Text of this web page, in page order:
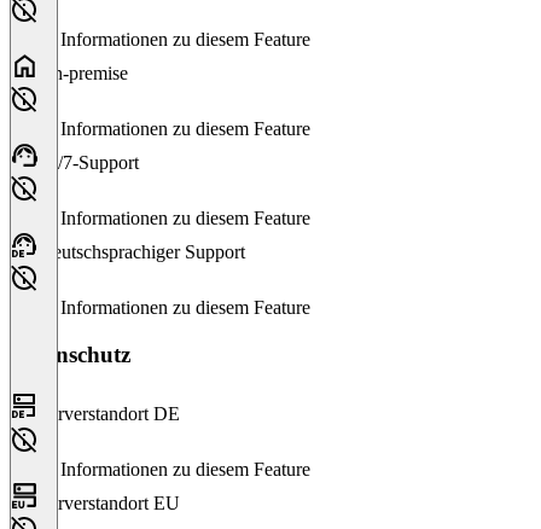
Keine Informationen zu diesem Feature
On-premise
Keine Informationen zu diesem Feature
24/7-Support
Keine Informationen zu diesem Feature
Deutschsprachiger Support
Keine Informationen zu diesem Feature
Datenschutz
Serverstandort DE
Keine Informationen zu diesem Feature
Serverstandort EU